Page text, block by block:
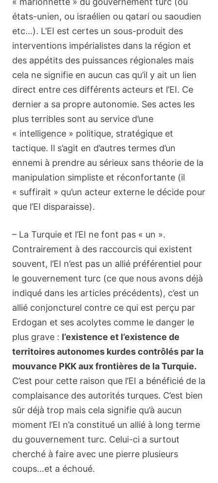
états-unien, ou israélien ou qatari ou saoudien
etc…). L’EI est certes un sous-produit des
interventions impérialistes dans la région et
des appétits des puissances régionales mais
cela ne signifie en aucun cas qu’il y ait un lien
direct entre ces différents acteurs et l’EI. Ce
dernier a sa propre autonomie. Ses actes les
plus terribles sont au service d’une
« intelligence » politique, stratégique et
tactique. Il s’agit en d’autres termes d’un
ennemi à prendre au sérieux sans théorie de la
manipulation simpliste et réconfortante (il
« suffirait » qu’un acteur externe le décide pour
que l’EI disparaisse).
– La Turquie et l’EI ne font pas « un ».
Contrairement à des raccourcis qui existent
souvent, l’EI n’est pas un allié préférentiel pour
le gouvernement turc (ce que nous avons déjà
indiqué dans les articles précédents), c’est un
allié conjoncturel contre ce qui est perçu par
Erdogan et ses acolytes comme le danger le
plus grave : l’existence et l’existence de
territoires autonomes kurdes contrôlés par la
mouvance PKK aux frontières de la Turquie.
C’est pour cette raison que l’EI a bénéficié de la
complaisance des autorités turques. C’est bien
sûr déjà trop mais cela signifie qu’à aucun
moment l’EI n’a constitué un allié à long terme
du gouvernement turc. Celui-ci a surtout
cherché à faire avec une pierre plusieurs
coups…et a échoué.